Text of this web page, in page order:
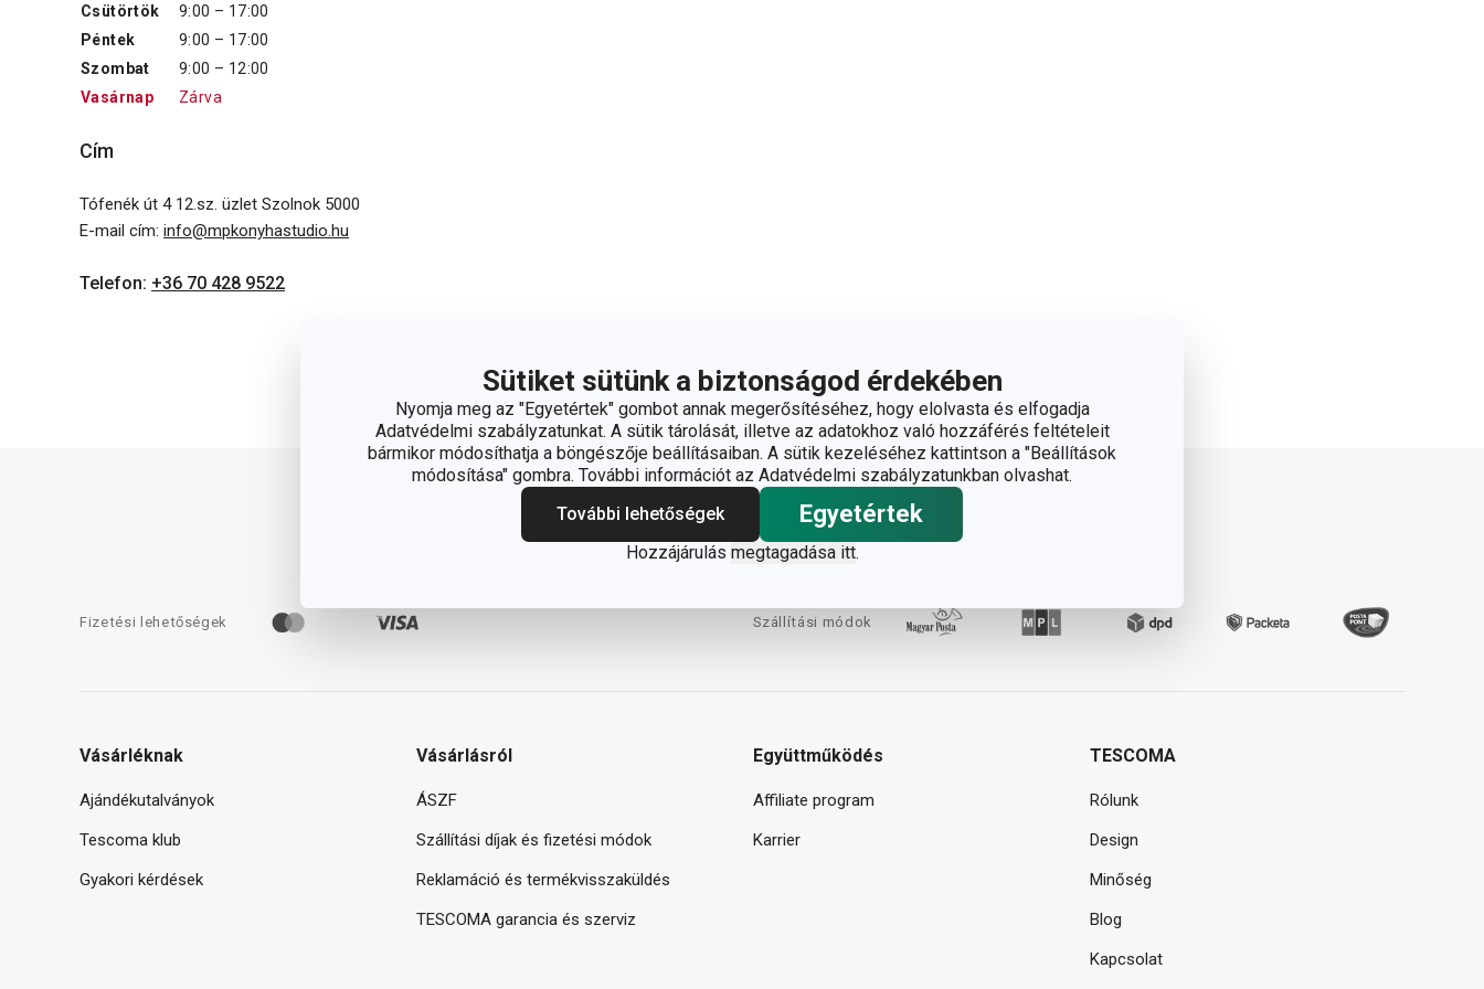
Sütiket sütünk a biztonságod érdekében
Nyomja meg az "Egyetértek" gombot annak megerősítéséhez, hogy elolvasta és elfogadja
Adatvédelmi szabályzatunkat. A sütik tárolását, illetve az adatokhoz való hozzáférés feltételeit
bármikor módosíthatja a böngészője beállításaiban. A sütik kezeléséhez kattintson a "Beállítások
módosítása" gombra. További információt az Adatvédelmi szabályzatunkban olvashat.
További lehetőségek
Egyetértek
Hozzájárulás megtagadása itt.
Csütörtök
9:00 – 17:00
Péntek
9:00 – 17:00
Szombat
9:00 – 12:00
Vasárnap
Zárva
Cím
Tófenék út 4 12.sz. üzlet Szolnok 5000
E-mail cím: info@mpkonyhastudio.hu
Telefon: +36 70 428 9522
Fizetési lehetőségek Szállítási módok
Vásárléknak
Ajándékutalványok
Tescoma klub
Gyakori kérdések
Vásárlásról
ÁSZF
Szállítási díjak és fizetési módok
Reklamáció és termékvisszaküldés
TESCOMA garancia és szerviz
Együttműködés
Affiliate program
Karrier
TESCOMA
Rólunk
Design
Minőség
Blog
Kapcsolat